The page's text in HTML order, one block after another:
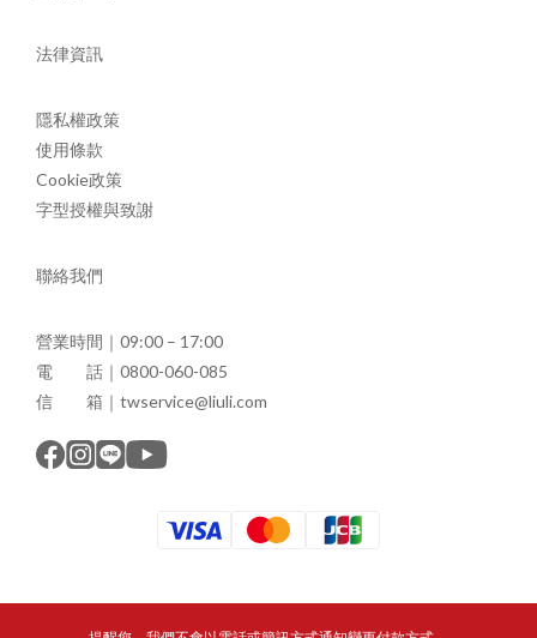
法律資訊
隱私權政策
使用條款
Cookie政策
字型授權與致謝
聯絡我們
營業時間｜09:00 – 17:00
電 話｜0800-060-085
信 箱｜twservice@liuli.com